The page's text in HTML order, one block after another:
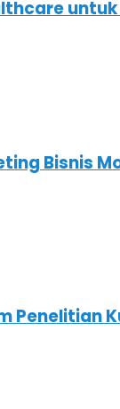
Bisnis
Penelitian